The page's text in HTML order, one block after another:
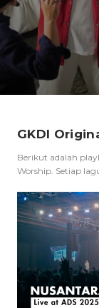
GKDI
Berikut adalah
Worship. Setiap lagu diciptakan dengan hati untuk membawa
dapat
Selamat
#lagurohanikristen